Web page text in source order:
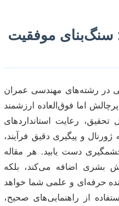
سنگ‌بنای موفقیت
در رشته‌های مهندسی عمران
اما فوق‌العاده ارزشمند
رعایت استانداردهای
و پیگیری دقیق فرآیند،
دست یابید. هر مقاله
بشری اضافه می‌کند، بلکه
حرفه‌ای و علمی شما خواهد
از راهنمایی‌های صحیح،